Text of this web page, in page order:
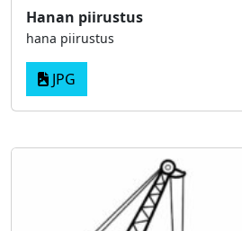
Hanan piirustus
hana piirustus
JPG